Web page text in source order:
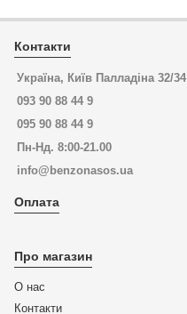
Контакти
Україна, Київ Палладіна 32/34
093 90 88 44 9
095 90 88 44 9
Пн-Нд. 8:00-21.00
info@benzonasos.ua
Оплата
Про магазин
О нас
Контакти